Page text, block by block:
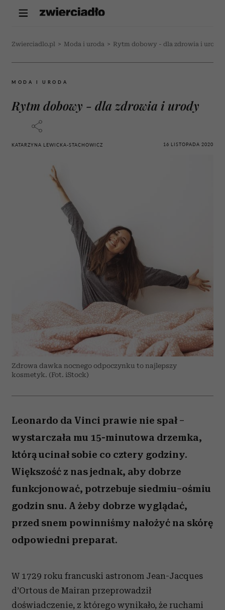
Zwierciadlo.pl > Moda i uroda > Rytm dobowy - dla zdrowia i urody
MODA I URODA
Rytm dobowy - dla zdrowia i urody
KATARZYNA LEWICKA-STACHOWICZ 16 LISTOPADA 2020
Zdrowa dawka nocnego odpoczynku to najlepszy
kosmetyk. (Fot. iStock)
Leonardo da Vinci prawie nie spał –
wystarczała mu 15-minutowa drzemka,
którą ucinał sobie co cztery godziny.
Większość z nas jednak, aby dobrze
funkcjonować, potrzebuje siedmiu–ośmiu
godzin snu. A żeby dobrze wyglądać,
przed snem powinniśmy nałożyć na skórę
odpowiedni preparat.
W 1729 roku francuski astronom Jean-Jacques
d’Ortous de Mairan przeprowadził
doświadczenie, z którego wynikało, że ruchami